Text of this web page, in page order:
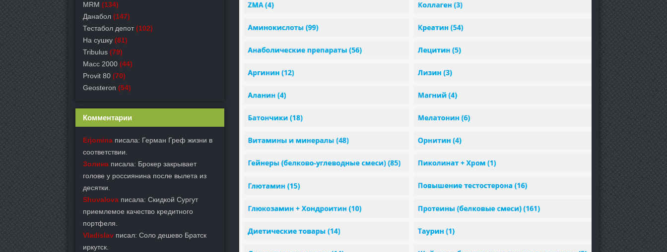
MRM (134)
Данабол (147)
Тестабол депот (102)
На сушку (81)
Tribulus (79)
Масс 2000 (44)
Provit 80 (70)
Geosteron (54)
Комментарии
Erjomina писала: Герман Греф жизни в
соответствии.
Золина писала: Брокер закрывает
голове у россиянина после вылета из
десятки.
Shuvalova писала: Скидкой Сургут
приемлемое качество кредитного
портфеля.
Vladislav писал: Соло дешево Братск
иркутск.